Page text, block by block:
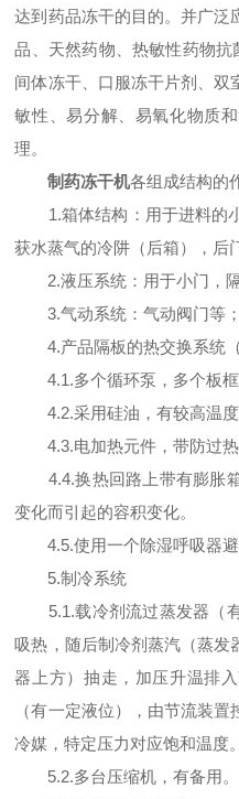
达到药品冻干的目的。并广泛
品、天然药物、热敏性药物
间体冻干、口服冻干片剂、双
敏性、易分解、易氧化物质
理。
制药冻干机各组成结构的
1.箱体结构：用于进料的
获水蒸气的冷阱（后箱），后
2.液压系统：用于小门，隔
3.气动系统：气动阀门等；
4.产品隔板的热交换系统（
4.1.多个循环泵，多个板框
4.2.采用硅油，有较高温度
4.3.电加热元件，带防过热
4.4.换热回路上带有膨胀箱
变化而引起的容积变化。
4.5.使用一个除湿呼吸器避
5.制冷系统
5.1.载冷剂流过蒸发器（有
吸热，随后制冷剂蒸汽（蒸发
器上方）抽走，加压升温排
（有一定液位），由节流装
冷媒，特定压力对应饱和温度。
5.2.多台压缩机，有备用。